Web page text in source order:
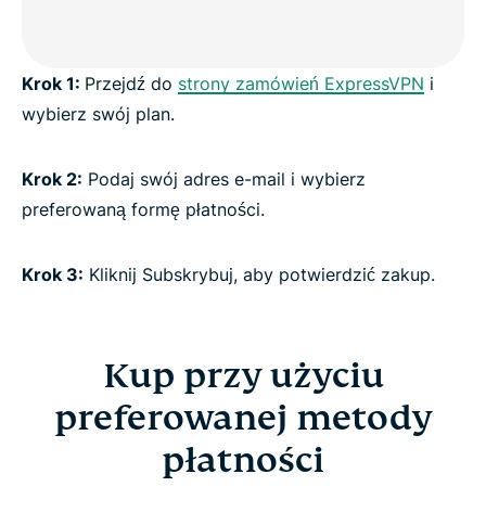
Krok 1: Przejdź do strony zamówień ExpressVPN i
wybierz swój plan.
Krok 2: Podaj swój adres e-mail i wybierz
preferowaną formę płatności.
Krok 3: Kliknij Subskrybuj, aby potwierdzić zakup.
Kup przy użyciu
preferowanej metody
płatności